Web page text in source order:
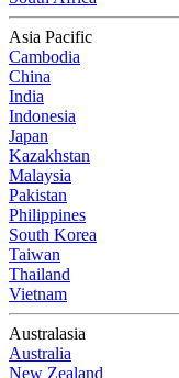
Asia Pacific
Cambodia
China
India
Indonesia
Japan
Kazakhstan
Malaysia
Pakistan
Philippines
South Korea
Taiwan
Thailand
Vietnam
Australasia
Australia
New Zealand